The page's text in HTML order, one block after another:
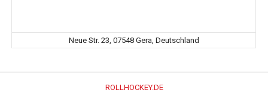
Neue Str. 23, 07548 Gera, Deutschland
ROLLHOCKEY.DE